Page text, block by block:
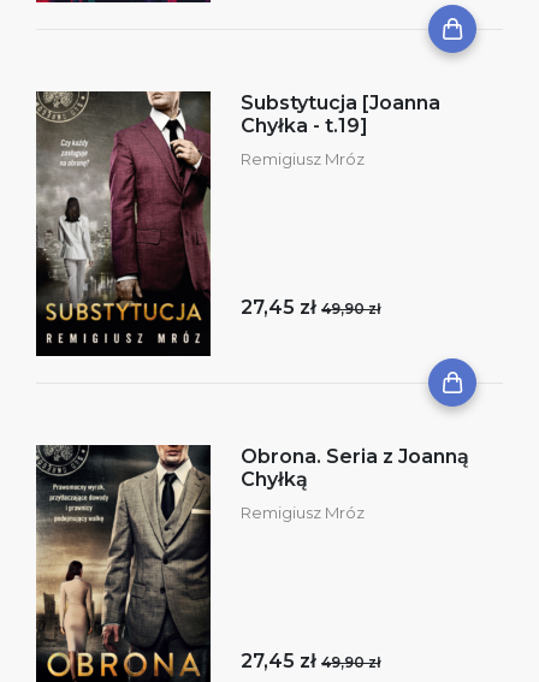
Substytucja [Joanna
Chyłka - t.19]
Remigiusz Mróz
27,45 zł 49,90 zł
Obrona. Seria z Joanną
Chyłką
Remigiusz Mróz
27,45 zł 49,90 zł